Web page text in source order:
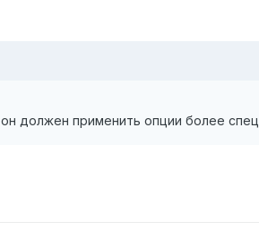
должен применить опции более